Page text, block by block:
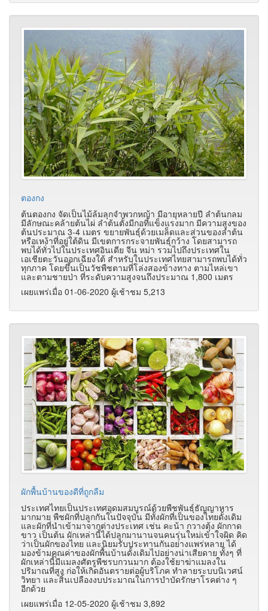
ตองกง
ต้นตองกง จัดเป็นไม้ล้มลุกจำพวกหญ้า มีอายุหลายปี ลำต้นกลม
มีลักษณะคล้ายต้นไผ่ ลำต้นตั้งมีกอที่แข็งแรงมาก มีความสูงของ
ต้นประมาณ 3-4 เมตร ขยายพันธุ์ด้วยเมล็ดและส่วนของลำต้น
หรือเหง้าที่อยู่ใต้ดิน มีเขตการกระจายพันธุ์กว้าง โดยสามารถ
พบได้ทั่วไปในประเทศอินเดีย จีน หม่า รวมไปถึงประเทศใน
เอเชียตะวันออกเฉียงใต้ สำหรับในประเทศไทยสามารถพบได้ทั่ว
ทุกภาค โดยขึ้นเป็นวัชพืชตามที่โล่งสองข้างทาง ตามไหล่เขา
และตามชายป่า ที่ระดับความสูงจนถึงประมาณ 1,800 เมตร
เผยแพร่เมื่อ 01-06-2020 ผู้เช้าชม 5,213
ผักพื้นบ้านของดีที่ถูกลืม
ประเทศไทยเป็นประเทศอุดมสมบูรณ์ด้วยพืชพันธุ์ธัญญาหาร
มากมาย พืชผักที่ปลูกกันในปัจจุบัน มีทั้งผักที่เป็นของไทยดั้งเดิม
และผักที่นำเข้ามาจากต่างประเทศ เช่น คะน้า กวางตุ้ง ผักกาด
ขาว เป็นต้น ผักเหล่านี้ได้ปลูกมานานจนคนรุ่นใหม่เข้าใจผิด คิด
ว่าเป็นผักของไทย และนิยมรับประทานกันอย่างแพร่หลาย ได้
มองข้ามคุณค่าของผักพื้นบ้านดั้งเดิมไปอย่างน่าเสียดาย ทั้งๆ ที่
ผักเหล่านี้มีแมลงศัตรูพืชรบกวนมาก ต้องใช้ยาฆ่าแมลงใน
ปริมาณที่สูง ก่อให้เกิดอันตรายต่อผู้บริโภค ทำลายระบบนิเวศน์
วิทยา และสิ้นเปลืองงบประมาณในการบำบัดรักษาโรคต่าง ๆ
อีกด้วย
เผยแพร่เมื่อ 12-05-2020 ผู้เช้าชม 3,892